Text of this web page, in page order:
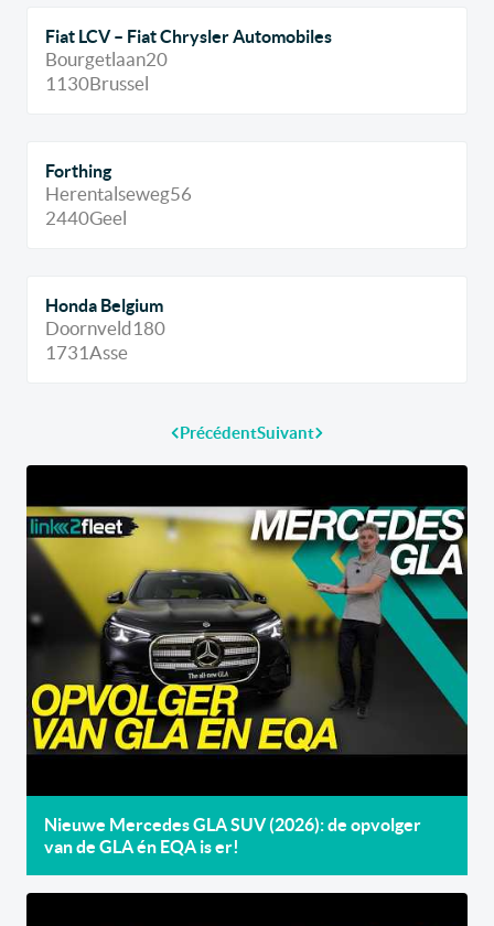
Fiat LCV – Fiat Chrysler Automobiles
Bourgetlaan20
1130Brussel
Forthing
Herentalseweg56
2440Geel
Honda Belgium
Doornveld 180
1731Asse
PrécédentSuivant
Nieuwe Mercedes GLA SUV (2026): de opvolger
van de GLA én EQA is er!